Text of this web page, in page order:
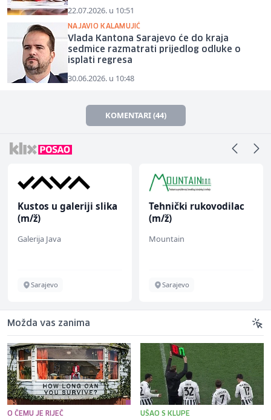
22.07.2026. u 10:51
NAJAVIO KALAMUJIĆ
Vlada Kantona Sarajevo će do kraja
sedmice razmatrati prijedlog odluke o
isplati regresa
30.06.2026. u 10:48
KOMENTARI (44)
Kustos u galeriji slika
(m/ž)
Galerija Java
Sarajevo
Tehnički rukovodilac
(m/ž)
Mountain
Sarajevo
Možda vas zanima
O ČEMU JE RIJEČ UŠAO S KLUPE